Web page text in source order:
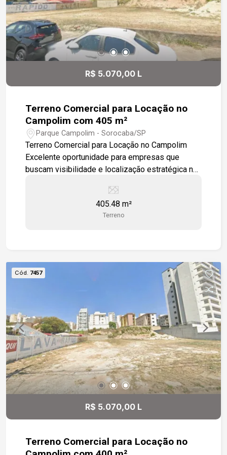
R$ 5.070,00 L
Terreno Comercial para Locação no
Campolim com 405 m²
Parque Campolim - Sorocaba/SP
Terreno Comercial para Locação no Campolim
Excelente oportunidade para empresas que
buscam visibilidade e localização estratégica na
localizado na Rua Raphael Dias da Silva, no
coração do Campolim, uma das regiões mais
valorizadas e com maior concentração de
comercial de Sorocaba, com intenso fluxo de
pessoas e veículos diariamente. Com forte
vocação comercial, o imóvel é ideal para: Clínicas
e consultórios; Escritórios corporativos; Lojas e
showrooms; Franquias; Estacionamentos;
Centros de serviços e conveniência. Sua
localização privilegiada proporciona fácil acesso
às principais avenidas da região, além da
proximidade com centros empresariais,
condomínios de alto padrão e uma ampla rede de
comércio e serviços. Uma excelente
oportunidade para instalar ou expandir seu
negócio em um dos endereços mais desejados
405.48 m²
Terreno
Cód. 7457
R$ 5.070,00 L
Terreno Comercial para Locação no